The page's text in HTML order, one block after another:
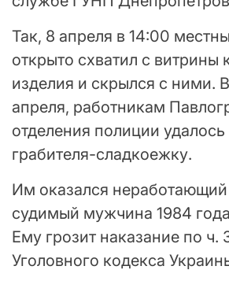
Так, 8 апреля в 14:00
открыто схватил с витрины
изделия и скрылся с ними.
апреля, работникам
отделения полиции
грабителя-сладкоежку.
Им оказался
судимый мужчина 1984
Ему грозит наказание по ч.
Уголовного кодекса